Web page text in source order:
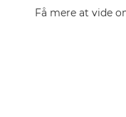
Få mere at vide